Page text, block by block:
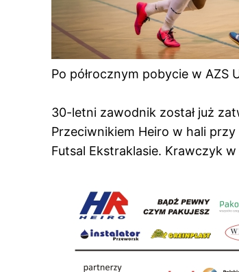
Po półrocznym pobycie w AZS
30-letni zawodnik został już
Przeciwnikiem Heiro w hali
Futsal Ekstraklasie. Krawczyk